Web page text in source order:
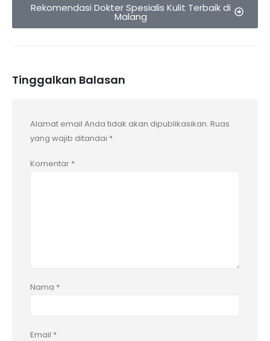
Rekomendasi Dokter Spesialis Kulit Terbaik di
Malang
Tinggalkan Balasan
Alamat email Anda tidak akan dipublikasikan. Ruas
yang wajib ditandai *
Komentar *
Nama *
Email *